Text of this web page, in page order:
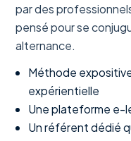
par des
pensé pour se
alternance.
Méthode
expérientielle
Une plateforme e-
Un référent dédié